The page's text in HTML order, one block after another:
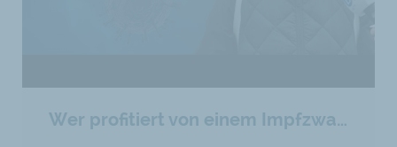
Wer profitiert von einem Impfzwang: Der Bürger oder der Staat?